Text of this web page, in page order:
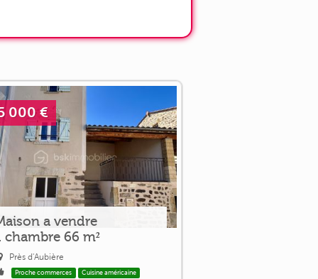
000 €
a vendre
chambre 66 m²
Près d'Aubière
Proche commerces
Cuisine américaine